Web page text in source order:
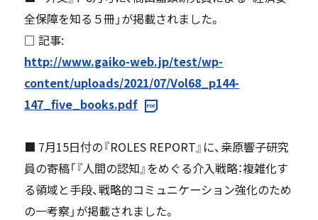
全保障を知る５冊」が掲載されました。
□ 記事:
http://www.gaiko-web.jp/test/wp-
content/uploads/2021/07/Vol68_p144-
147_five_books.pdf
■ 7月15日付の『ROLES REPORT』に、桒原響子研究
員の寄稿「『人間の認知』をめぐる介入戦略：複雑化す
る領域と手段、戦略的コミュニケーション強化のため
の一考察」が掲載されました。